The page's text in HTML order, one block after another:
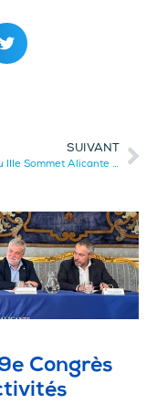
SUIVANT
Succès au IIIe Sommet Alicante Futura 2025 !
Congrès